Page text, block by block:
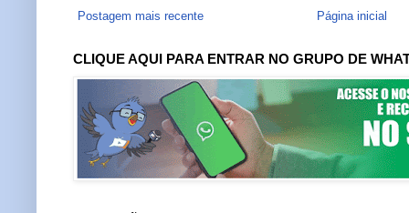
Postagem mais recente Página inicial
CLIQUE AQUI PARA ENTRAR NO GRUPO DE